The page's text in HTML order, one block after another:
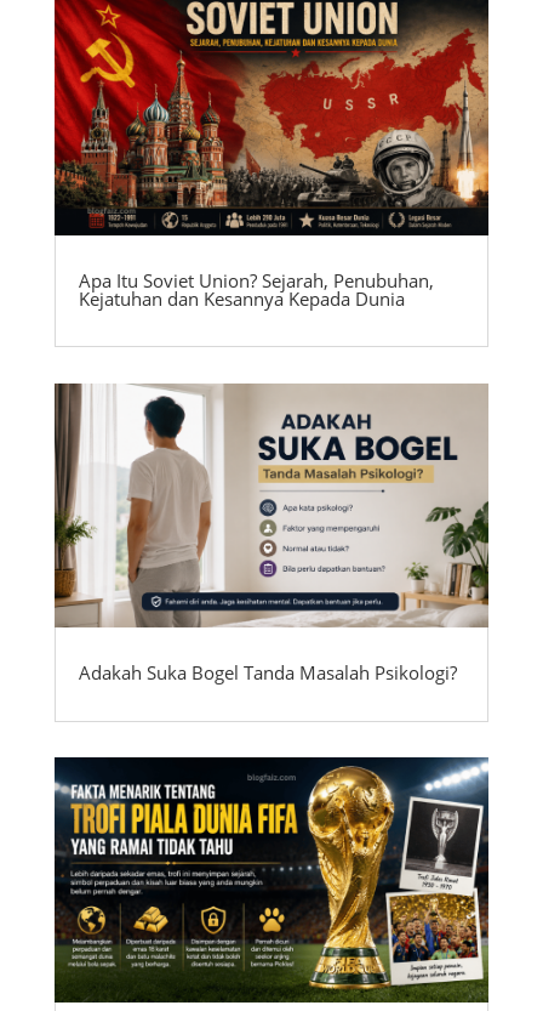
Apa Itu Soviet Union? Sejarah, Penubuhan,
Kejatuhan dan Kesannya Kepada Dunia
Adakah Suka Bogel Tanda Masalah Psikologi?